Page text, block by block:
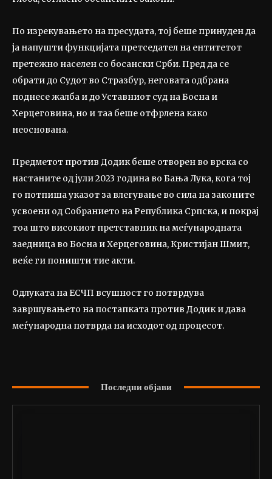
По изрекувањето на пресудата, тој беше принуден да
ја напушти функцијата претседател на ентитетот
претежно населен со босански Срби. Пред да се
обрати до Судот во Стразбур, неговата одбрана
поднесе жалба и до Уставниот суд на Босна и
Херцеговина, но и таа беше отфрлена како
неоснована.
Предметот против Додик беше отворен во врска со
настаните од јули 2023 година во Бања Лука, кога тој
го потпиша указот за влегување во сила на законите
усвоени од Собранието на Република Српска, и покрај
тоа што високиот претставник на меѓународната
заедница во Босна и Херцеговина, Кристијан Шмит,
веќе ги поништи тие акти.
Одлуката на ЕСЧП всушност го потврдува
завршувањето на постапката против Додик и дава
меѓународна потврда на исходот од процесот.
Последни објави